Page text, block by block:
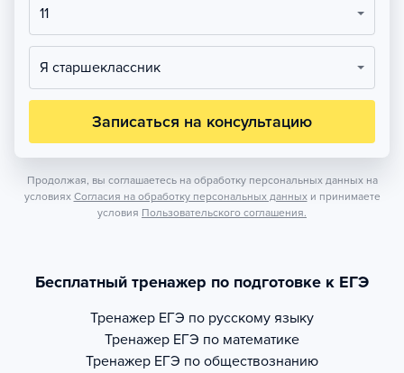
11
Я старшеклассник
Записаться на консультацию
Продолжая, вы соглашаетесь на обработку персональных данных на
условиях Согласия на обработку персональных данных и принимаете
условия Пользовательского соглашения.
Бесплатный тренажер по подготовке к ЕГЭ
Тренажер ЕГЭ по русскому языку
Тренажер ЕГЭ по математике
Тренажер ЕГЭ по обществознанию